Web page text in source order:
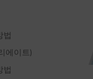
에이트)